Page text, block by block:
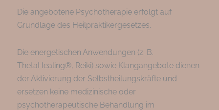
Die angebotene Psychotherapie erfolgt auf
Grundlage des Heilpraktikergesetzes.
Die energetischen Anwendungen (z. B.
ThetaHealing®, Reiki) sowie Klangangebote dienen
der Aktivierung der Selbstheilungskräfte und
ersetzen keine medizinische oder
psychotherapeutische Behandlung im